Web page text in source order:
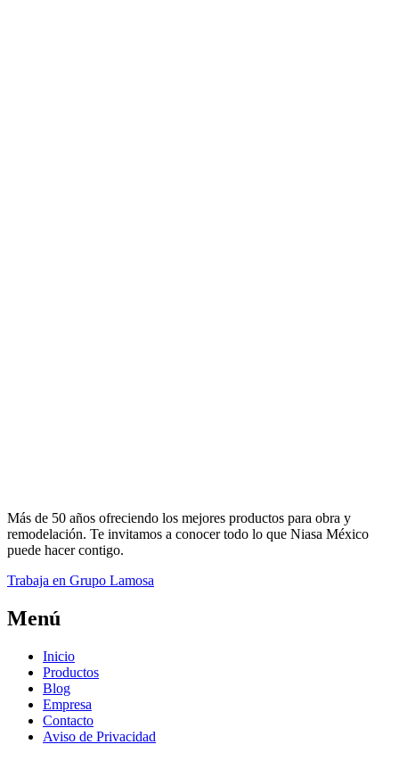
Más de 50 años ofreciendo los mejores productos para obra y
remodelación. Te invitamos a conocer todo lo que Niasa México
puede hacer contigo.
Trabaja en Grupo Lamosa
Menú
Inicio
Productos
Blog
Empresa
Contacto
Aviso de Privacidad